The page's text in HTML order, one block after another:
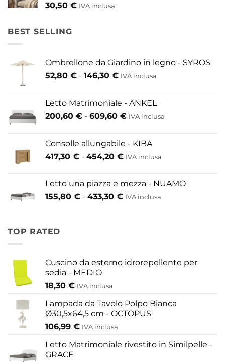
30,50 € IVA inclusa
BEST SELLING
Ombrellone da Giardino in legno - SYROS
52,80 € - 146,30 €Fascia
da
52,80 €
146,30 €
IVA inclusa
Letto Matrimoniale - ANKEL
200,60 € - 609,60 €Fascia
da
200,60 €
609,60 €
IVA inclusa
Consolle allungabile - KIBA
417,30 € - 454,20 €Fascia
da
417,30 €
IVA inclusa
Letto una piazza e mezza - NUAMO
155,80 € - 433,30 €Fascia
433,30 €
IVA inclusa
TOP RATED
Cuscino da esterno idrorepellente per
sedia - MEDIO
18,30 € IVA inclusa
Lampada da Tavolo Polpo Bianca
Ø30,5x64,5 cm - OCTOPUS
106,99 € IVA inclusa
Letto Matrimoniale rivestito in Similpelle -
GRACE